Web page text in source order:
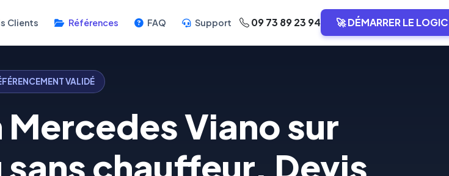
Clients Références FAQ Support 09 73 89 23 94 🚀 DÉMARRER LE
VALIDÉ
Viano sur
sans chauffeur. Devis